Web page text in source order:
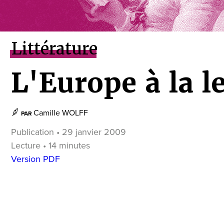
Littérature
L'Europe à la
PAR Camille WOLFF
Publication • 29 janvier 2009
Lecture • 14 minutes
Version PDF